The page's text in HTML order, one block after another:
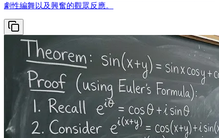
劇性編舞以及興奮的觀眾反應。